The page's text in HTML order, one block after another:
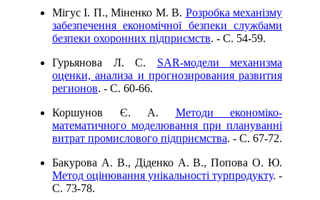
Мігус І. П., Міненко М. В. Розробка механізму
забезпечення економічної безпеки службами
безпеки охоронних підприємств. - C. 54-59.
Гурьянова Л. С. SAR-модели механизма
оценки, анализа и прогнозирования развития
регионов. - C. 60-66.
Коршунов Є. А. Методи економіко-
математичного моделювання при плануванні
витрат промислового підприємства. - C. 67-72.
Бакурова А. В., Діденко А. В., Попова О. Ю.
Метод оцінювання унікальності турпродукту. -
C. 73-78.